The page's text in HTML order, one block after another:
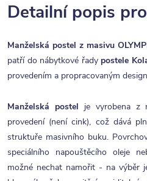
Detailní popis
Manželská postel z masivu
patří do nábytkové řady postele
provedením a propracovaným
Manželská postel je vyrobena z
provedení (není cink), což dává
struktuře masivního buku.
speciálního napouštěcího oleje
možné nechat namořit - na výběr